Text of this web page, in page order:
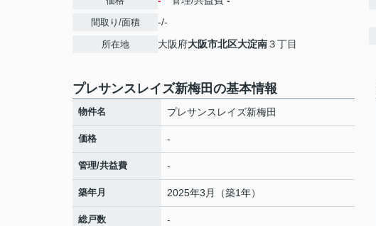
間取り/面積 -/-
所在地 大阪府大阪市北区大淀南３丁目
プレサンスレイズ新梅田の基本情報
物件名 プレサンスレイズ新梅田
価格 -
管理/共益費 -
築年月 2025年3月（築1年）
総戸数 -